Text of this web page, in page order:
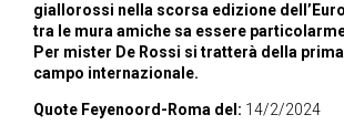
giallorossi nella scorsa edizione
tra le mura amiche sa essere
Per mister De Rossi si tratterà della
campo internazionale.
Quote Feyenoord-Roma del: 14/2/2024